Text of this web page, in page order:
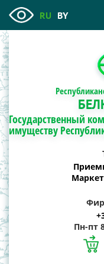
RU BY
Государственный
имуществу
Пн-пт